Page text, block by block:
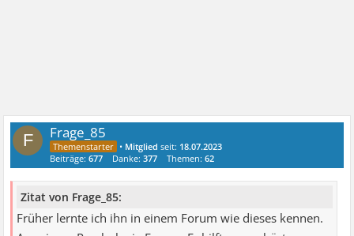
F Frage_85
• Mitglied seit: 18.07.2023
Beiträge:677 Danke:377 Themen:62
Zitat von Frage_85:
Früher lernte ich ihn in einem Forum wie dieses kennen.